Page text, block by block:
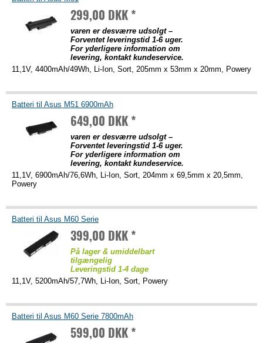
299,00 DKK *
varen er desværre udsolgt –
Forventet leveringstid 1-6 uger.
For yderligere information om
levering, kontakt kundeservice.
11,1V, 4400mAh/49Wh, Li-Ion, Sort, 205mm x 53mm x 20mm, Powery
Batteri til Asus M51 6900mAh
649,00 DKK *
varen er desværre udsolgt –
Forventet leveringstid 1-6 uger.
For yderligere information om
levering, kontakt kundeservice.
11,1V, 6900mAh/76,6Wh, Li-Ion, Sort, 204mm x 69,5mm x 20,5mm,
Powery
Batteri til Asus M60 Serie
399,00 DKK *
På lager & umiddelbart
tilgængelig
Leveringstid 1-4 dage
11,1V, 5200mAh/57,7Wh, Li-Ion, Sort, Powery
Batteri til Asus M60 Serie 7800mAh
599,00 DKK *